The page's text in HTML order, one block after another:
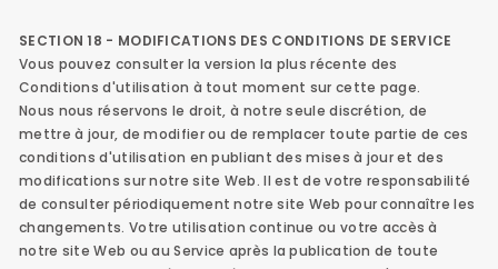
SECTION 18 - MODIFICATIONS DES CONDITIONS DE SERVICE
Vous pouvez consulter la version la plus récente des
Conditions d'utilisation à tout moment sur cette page.
Nous nous réservons le droit, à notre seule discrétion, de
mettre à jour, de modifier ou de remplacer toute partie de ces
conditions d'utilisation en publiant des mises à jour et des
modifications sur notre site Web. Il est de votre responsabilité
de consulter périodiquement notre site Web pour connaître les
changements. Votre utilisation continue ou votre accès à
notre site Web ou au Service après la publication de toute